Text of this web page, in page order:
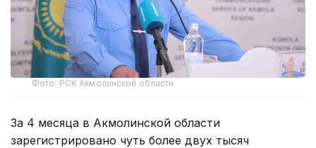
Фото: РСК Акмолинской области
За 4 месяца в Акмолинской области
зарегистрировано чуть более двух тысяч